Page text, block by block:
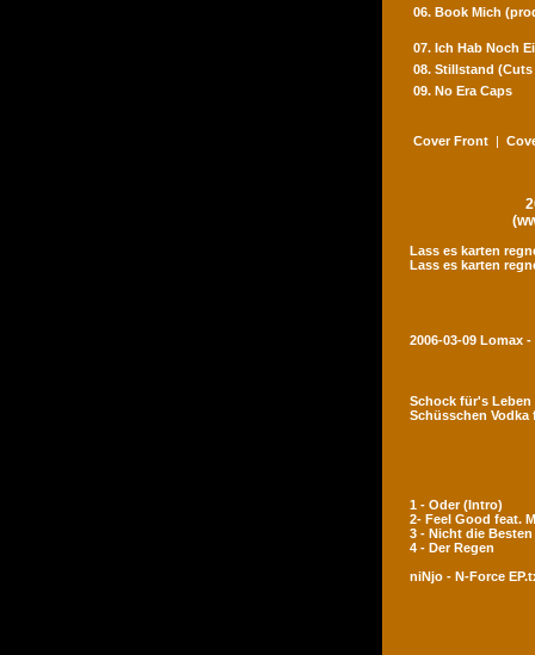
06. Book Mich
07. Ich Hab Noch
08. Stillstand
09. No Era Caps
Cover Front |
Lass es karten
Lass es karten
2006-03-09 Lomax
Schock für's
Schüsschen Vodka
1 - Oder (Intro)
2- Feel Good feat.
3 - Nicht die Besten
4 - Der Regen
niNjo - N-Force